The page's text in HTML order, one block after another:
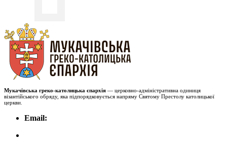
Мукачівська греко-католицька єпархія — церковно-адміністративна одиниця
візантійського обряду, яка підпорядковується напряму Святому Престолу католицької
церкви.
Email: